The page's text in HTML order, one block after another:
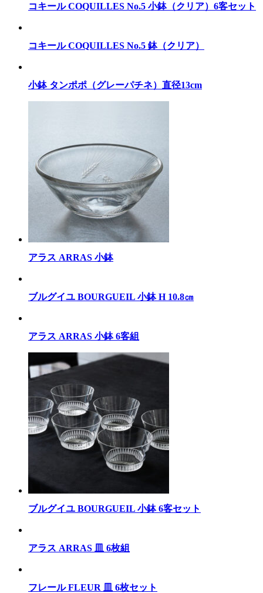
コキール COQUILLES No.5 小鉢（クリア）6客セット
コキール COQUILLES No.5 鉢（クリア）
小鉢 タンポポ（グレーパチネ）直径13cm
アラス ARRAS 小鉢
ブルグイユ BOURGUEIL 小鉢 H 10.8㎝
アラス ARRAS 小鉢 6客組
ブルグイユ BOURGUEIL 小鉢 6客セット
アラス ARRAS 皿 6枚組
フレール FLEUR 皿 6枚セット